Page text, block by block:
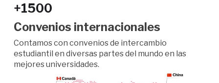
+1500
Convenios internacionales
Contamos con convenios de intercambio
estudiantil en diversas partes del mundo en las
mejores universidades.